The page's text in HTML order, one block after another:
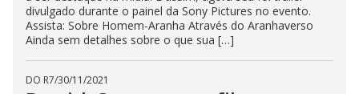
divulgado durante o painel da Sony Pictures no evento.
Assista: Sobre Homem-Aranha Através do Aranhaverso
Ainda sem detalhes sobre o que sua […]
DO R7/30/11/2021